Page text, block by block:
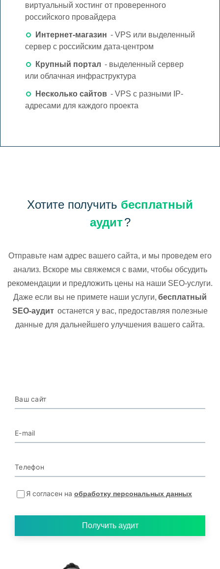
виртуальный хостинг от проверенного
российского провайдера
Интернет-магазин - VPS или выделенный
сервер с российским дата-центром
Крупный портал - выделенный сервер
или облачная инфраструктура
Несколько сайтов - VPS с разными IP-
адресами для каждого проекта
Хотите получить бесплатный
аудит?
Отправьте нам адрес вашего сайта, и мы проведем его
анализ. Вскоре мы свяжемся с вами, чтобы обсудить
рекомендации и предложить цены на наши SEO-услуги.
Даже если вы не примете наши услуги, бесплатный
SEO-аудит останется у вас, предоставляя полезные
данные для дальнейшего улучшения вашего сайта.
Ваш сайт
E-mail
Телефон
Я согласен на обработку персональных данных
Получить аудит